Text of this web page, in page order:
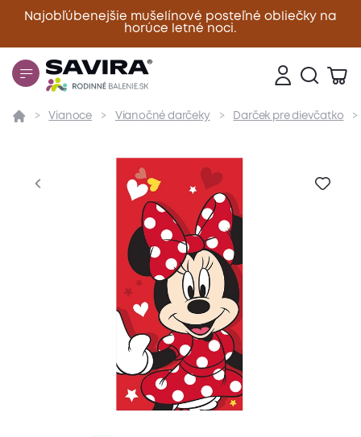
Najobľúbenejšie mušelínové posteľné obliečky na
horúce letné noci.
Zavrieť
Prehľad Parametre Popis produktu
Vianoce Vianočné darčeky Darček pre dievčatko